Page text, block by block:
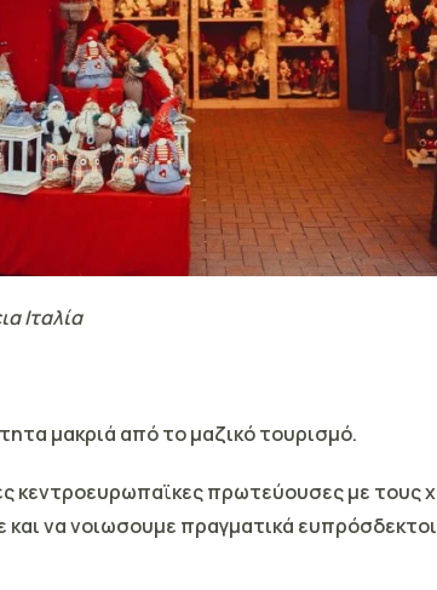
Ιταλία
μακριά από το μαζικό τουρισμό.
κεντροευρωπαϊκες πρωτεύουσες με τους
να νοιωσουμε πραγματικά